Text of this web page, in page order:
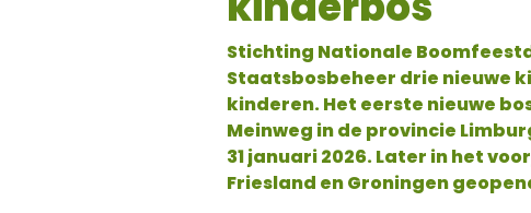
Stichting Nationale
Staatsbosbeheer drie nieuwe
kinderen. Het eerste nieuwe
Meinweg in de provincie
31 januari 2026. Later in het
Friesland en Groningen